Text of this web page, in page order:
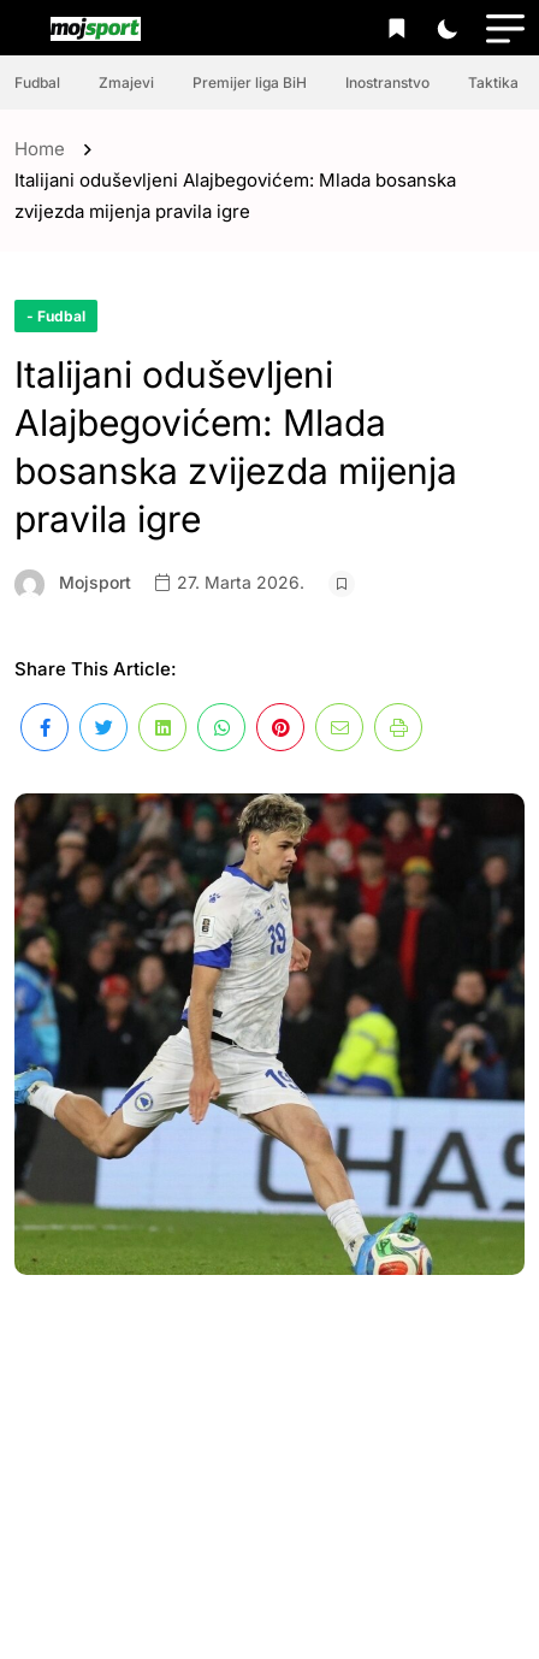
Fudbal Zmajevi Premijer liga BiH Inostranstvo Taktika
Home
Italijani oduševljeni Alajbegovićem: Mlada bosanska
zvijezda mijenja pravila igre
- Fudbal
Italijani oduševljeni
Alajbegovićem: Mlada
bosanska zvijezda mijenja
pravila igre
Mojsport 27. Marta 2026.
Share This Article: